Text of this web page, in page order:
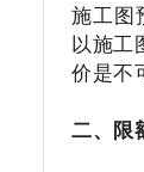
施工图
以施工
价是不
二、限